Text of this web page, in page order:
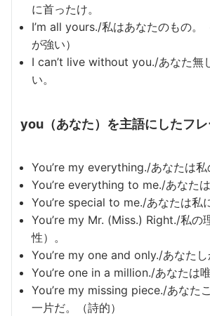
に首ったけ。
I’m all yours./私はあなたのもの。
が強い）
I can’t live without you./あなた無
い。
you（あなた）を主語にしたフ
You’re my everything./あなたは私
You’re everything to me./あなたは
You’re special to me./あなたは私
You’re my Mr. (Miss.) Right./私の
性）。
You’re my one and only./あなたし
You’re one in a million./あなたは唯
You’re my missing piece./あなた
一片だ。（詩的）